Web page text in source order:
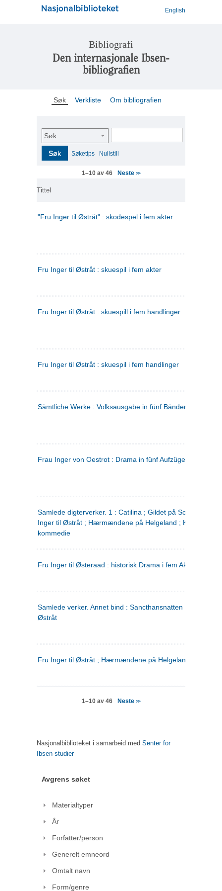
English
Bibliografi
Den internasjonale Ibsen-
bibliografien
Søk Verkliste Om bibliografien
Søk
Søk Søketips Nullstill
1–10 av 46 Neste>>
Tittel
"Fru Inger til Østråt" : skodespel i fem akter
Fru Inger til Østråt : skuespil i fem akter
Fru Inger til Østråt : skuespill i fem handlinger
Fru Inger til Østråt : skuespil i fem handlinger
Sämtliche Werke : Volksausgabe in fünf Bänden
Frau Inger von Oestrot : Drama in fünf Aufzügen
Samlede digterverker. 1 : Catilina ; Gildet på Solhaug ; Fru
Inger til Østråt ; Hærmændene på Helgeland ;
kommedie
Fru Inger til Østeraad : historisk Drama i fem Akter
Samlede verker. Annet bind : Sancthansnatten ; Fru Inger
Østråt
Fru Inger til Østråt ; Hærmændene på Helgeland
1–10 av 46 Neste>>
Nasjonalbiblioteket i samarbeid med Senter for
Ibsen-studier
Avgrens søket
Materialtyper
År
Forfatter/person
Generelt emneord
Omtalt navn
Form/genre